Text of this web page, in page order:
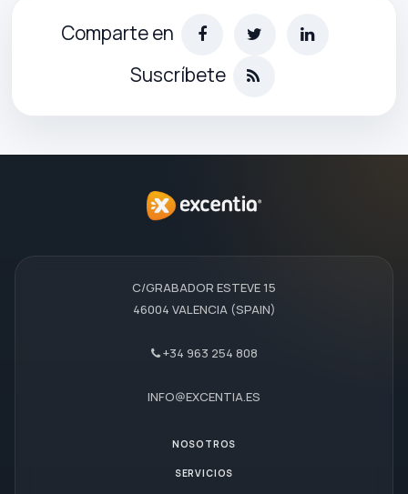
Comparte en
Suscríbete
C/GRABADOR ESTEVE 15
46004 VALENCIA (SPAIN)
+34 963 254 808
INFO@EXCENTIA.ES
NOSOTROS
SERVICIOS